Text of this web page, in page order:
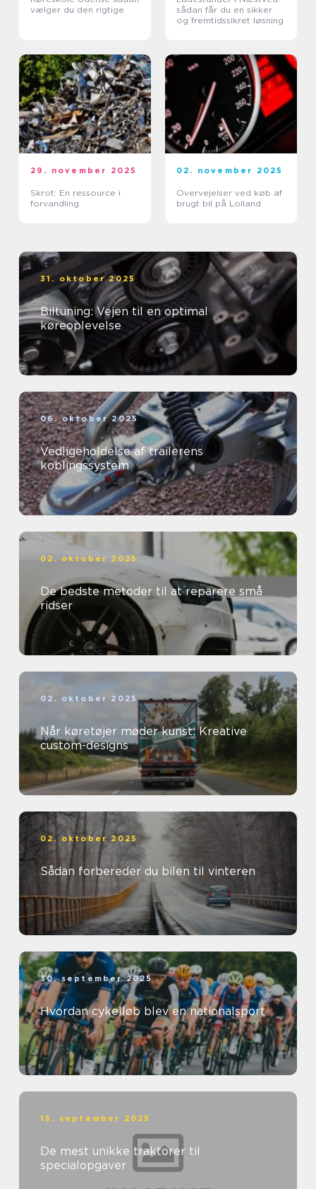
vælger du den rigtige
sådan får du en sikker
og fremtidssikret løsning
29. november 2025
Skrot: En ressource i
forvandling
02. november 2025
Overvejelser ved køb af
brugt bil på Lolland
31. oktober 2025
Biltuning: Vejen til en optimal
køreoplevelse
06. oktober 2025
Vedligeholdelse af trailerens
koblingssystem
02. oktober 2025
De bedste metoder til at reparere små
ridser
02. oktober 2025
Når køretøjer møder kunst: Kreative
custom-designs
02. oktober 2025
Sådan forbereder du bilen til vinteren
30. september 2025
Hvordan cykelløb blev en nationalsport
15. september 2025
De mest unikke traktorer til
specialopgaver